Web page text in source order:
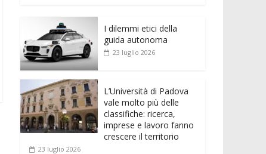
b
o
o
k
er
A
p
n
g
t
k
e
dI
n
n
di
vi
di
I dilemmi etici della
guida autonoma
23 luglio 2026
L’Università di Padova
vale molto più delle
classifiche: ricerca,
imprese e lavoro fanno
crescere il territorio
23 luglio 2026